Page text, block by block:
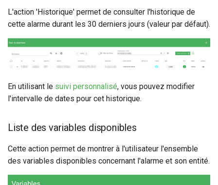
L'action 'Historique' permet de consulter l'historique de
cette alarme durant les 30 derniers jours (valeur par défaut).
En utilisant le suivi personnalisé, vous pouvez modifier
l'intervalle de dates pour cet historique.
Liste des variables disponibles
Cette action permet de montrer à l'utilisateur l'ensemble
des variables disponibles concernant l'alarme et son entité.